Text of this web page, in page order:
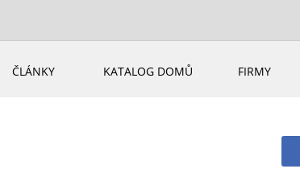
ČLÁNKY KATALOG DOMŮ FIRMY